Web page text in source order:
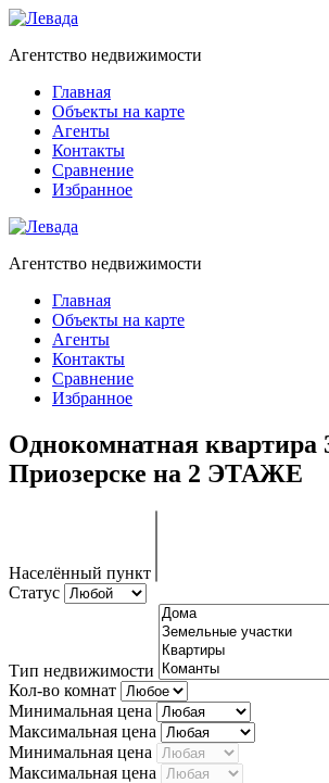
Агентство недвижимости
Главная
Объекты на карте
Агенты
Контакты
Сравнение
Избранное
Агентство недвижимости
Главная
Объекты на карте
Агенты
Контакты
Сравнение
Избранное
Однокомнатная квартира
Приозерске на 2 ЭТАЖЕ
Населённый пункт
Статус
Тип недвижимости
Кол-во комнат
Минимальная цена
Максимальная цена
Минимальная цена
Максимальная цена